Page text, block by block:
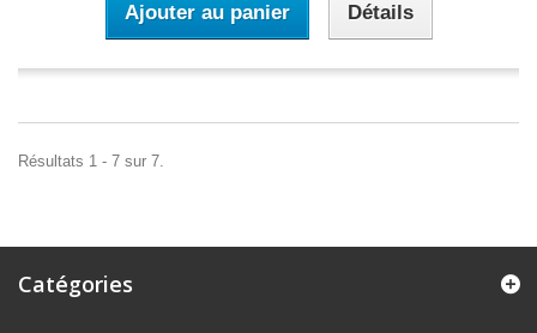
Ajouter au panier Détails
Résultats 1 - 7 sur 7.
Catégories